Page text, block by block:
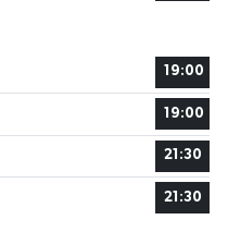
19:00
19:00
21:30
21:30